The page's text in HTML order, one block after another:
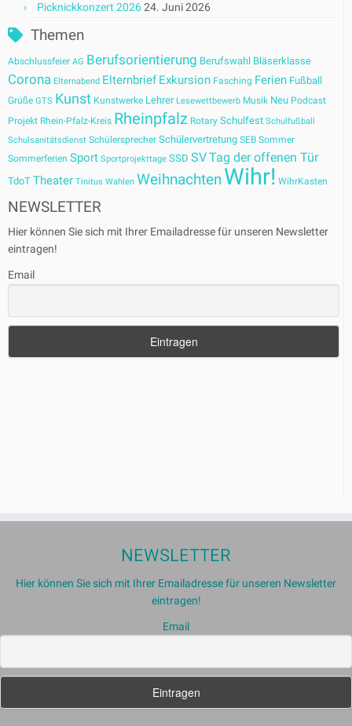
Picknickkonzert 202624. Juni 2026
Themen
Abschlussfeier AG Berufsorientierung Berufswahl Bläserklasse
Corona Elternabend Elternbrief Exkursion Fasching Ferien Fußball
Grüße GTS Kunst Kunstwerke Lehrer Lesewettbewerb Musik Neu Podcast
Projekt Rhein-Pfalz-Kreis Rheinpfalz Rotary Schulfest Schulfußball
Schulsanitätsdienst Schülersprecher Schülervertretung SEB Sommer
Sommerferien Sport Sportprojekttage SSD SVTag der offenen Tür
TdoT Theater Tinitus Wahlen WeihnachtenWihr! WihrKasten
NEWSLETTER
Hier können Sie sich mit Ihrer Emailadresse für unseren Newsletter
eintragen!
Email
NEWSLETTER
Hier können Sie sich mit Ihrer Emailadresse für unseren Newsletter
eintragen!
Email